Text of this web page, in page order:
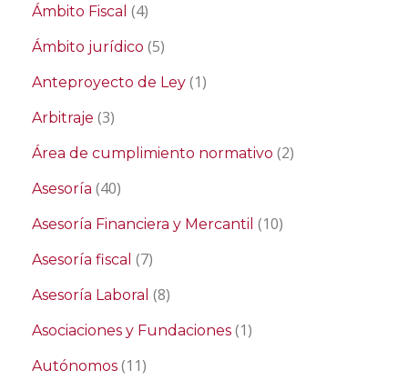
Ámbito Fiscal (4)
Ámbito jurídico (5)
Anteproyecto de Ley (1)
Arbitraje (3)
Área de cumplimiento normativo (2)
Asesoría (40)
Asesoría Financiera y Mercantil (10)
Asesoría fiscal (7)
Asesoría Laboral (8)
Asociaciones y Fundaciones (1)
Autónomos (11)